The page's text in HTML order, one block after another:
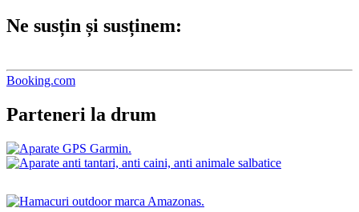
Ne susțin și susținem:
Booking.com
Parteneri la drum